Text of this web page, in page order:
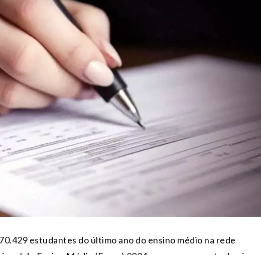
estudantes do último ano do ensino médio na rede